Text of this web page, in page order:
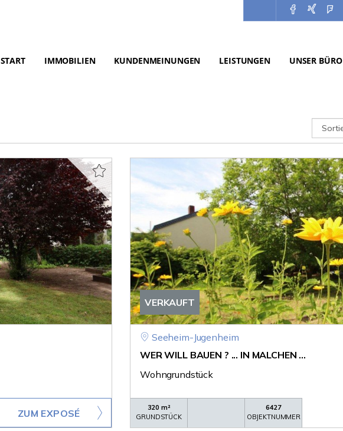
START IMMOBILIEN KUNDENMEINUNGEN LEISTUNGEN UNSER BÜRO
ZUM EXPOSÉ
VERKAUFT
Seeheim-Jugenheim
WER WILL BAUEN ? ... IN MALCHEN ...
Wohngrundstück
320 m²
GRUNDSTÜCK
6427
OBJEKTNUMMER